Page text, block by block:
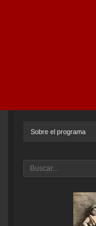
Sobre el programa